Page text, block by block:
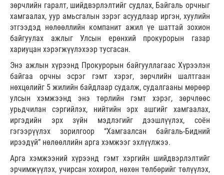
зөрчлийн гаралт, шийдвэрлэлтийг судлах, Байгаль орчныг
хамгаалах, уур амьсгалын зэрэг асуудлаар иргэн, хуулийн
этгээдэд нөлөөллийн компанит ажил үе шаттай зохион
байгуулах ажлыг Улсын ерөнхий прокурорын газар
хариуцан хэрэгжүүлэхээр тусгасан.
Энэ ажлын хүрээнд Прокурорын байгууллагаас Хүрээлэн
байгаа орчны эсрэг гэмт хэрэг, зөрчлийн шалтгаан
нөхцөлийг 5 жилийн байдлаар судалж, судалгааны мөрөөр
улсын хэмжээнд энэ төрлийн гэмт хэрэг, зөрчлөөс
урьдчилан сэргийлэх, нийтийн эрх ашгийг хамгаалах,
иргэдийн эрх зүйн мэдлэгийг дээшлүүлэх, соён
гэгээрүүлэх зорилгоор “Хамгаалсан байгаль-Бидний
ирээдүй” нөлөөллийн арга хэмжээг эхлүүлжээ.
Арга хэмжээний хүрээнд гэмт хэргийн шийдвэрлэлтийг
эрчимжүүлэх, учирсан хохирол, нөхөн төлбөрийг төлүүлэх,